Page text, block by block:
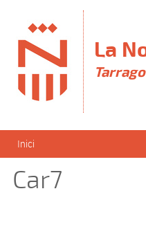
La
Esteu aquí
Inici
Car7